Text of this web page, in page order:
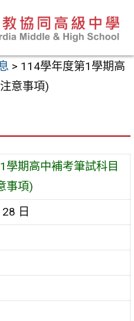
> 114學年度第1學期高
意事項)
學期高中補考筆試科目
事項)
日